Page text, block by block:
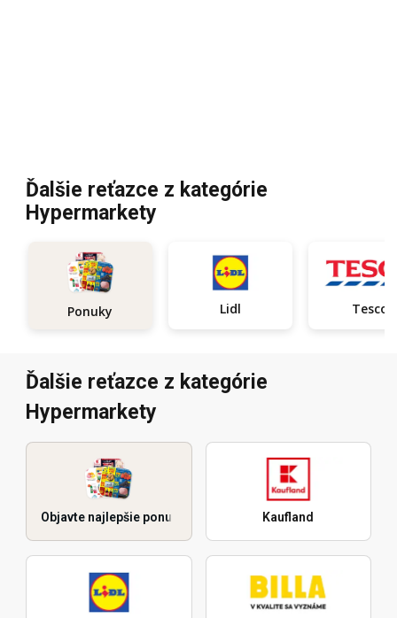
Ďalšie reťazce z kategórie
Hypermarkety
Ponuky Lidl Tesco
Ďalšie reťazce z kategórie
Hypermarkety
Objavte najlepšie ponuky Kaufland